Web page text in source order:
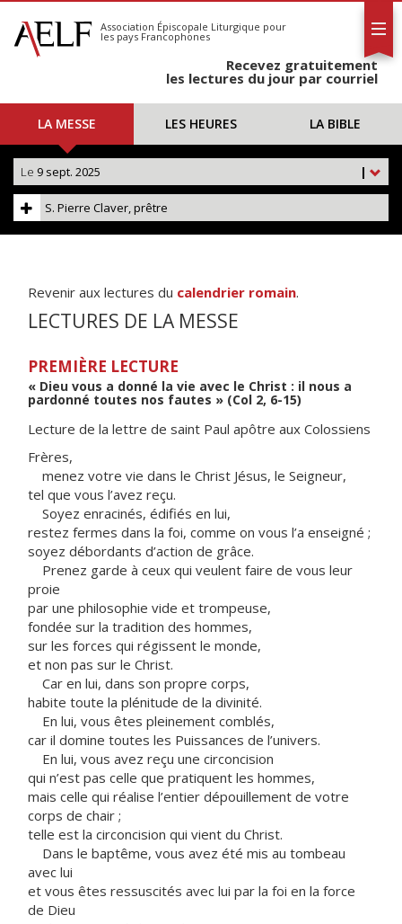
S'abonner
Calendrier
Association Épiscopale Liturgique pour
les pays Francophones
Recevez gratuitement
les lectures du jour par courriel
LA MESSE LES HEURES LA BIBLE
|
Le 9 sept. 2025
S. Pierre Claver, prêtre
Revenir aux lectures du calendrier romain.
LECTURES DE LA MESSE
PREMIÈRE LECTURE
« Dieu vous a donné la vie avec le Christ : il nous a
pardonné toutes nos fautes » (Col 2, 6-15)
Lecture de la lettre de saint Paul apôtre aux Colossiens
Frères,
menez votre vie dans le Christ Jésus, le Seigneur,
tel que vous l’avez reçu.
Soyez enracinés, édifiés en lui,
restez fermes dans la foi, comme on vous l’a enseigné ;
soyez débordants d’action de grâce.
Prenez garde à ceux qui veulent faire de vous leur
proie
par une philosophie vide et trompeuse,
fondée sur la tradition des hommes,
sur les forces qui régissent le monde,
et non pas sur le Christ.
Car en lui, dans son propre corps,
habite toute la plénitude de la divinité.
En lui, vous êtes pleinement comblés,
car il domine toutes les Puissances de l’univers.
En lui, vous avez reçu une circoncision
qui n’est pas celle que pratiquent les hommes,
mais celle qui réalise l’entier dépouillement de votre
corps de chair ;
telle est la circoncision qui vient du Christ.
Dans le baptême, vous avez été mis au tombeau
avec lui
et vous êtes ressuscités avec lui par la foi en la force
de Dieu